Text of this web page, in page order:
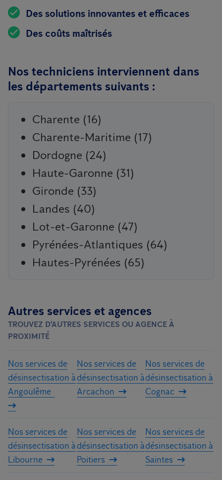
Des solutions innovantes et efficaces
Des coûts maîtrisés
Nos techniciens interviennent dans
les départements suivants :
Charente (16)
Charente-Maritime (17)
Dordogne (24)
Haute-Garonne (31)
Gironde (33)
Landes (40)
Lot-et-Garonne (47)
Pyrénées-Atlantiques (64)
Hautes-Pyrénées (65)
Autres services et agences
TROUVEZ D'AUTRES SERVICES OU AGENCE À
PROXIMITÉ
Nos services de
désinsectisation à
Angoulême
Nos services de
désinsectisation à
Arcachon
Nos services de
désinsectisation à
Cognac
Nos services de
désinsectisation à
Libourne
Nos services de
désinsectisation à
Poitiers
Nos services de
désinsectisation à
Saintes